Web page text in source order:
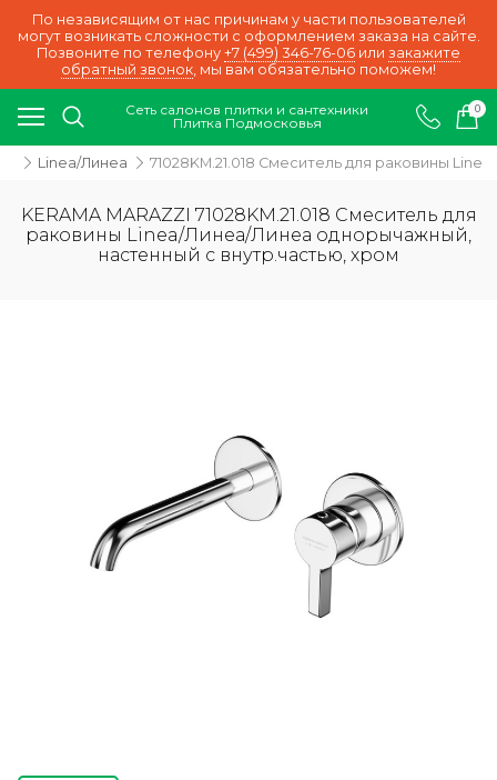
По независящим от нас причинам у части пользователей
могут возникать сложности с оформлением заказа на сайте.
Позвоните по телефону +7 (499) 346-76-06 или закажите
обратный звонок, мы вам обязательно поможем!
Сеть салонов плитки и сантехники
Плитка Подмосковья
0
Linea/Линеа 71028KM.21.018 Смеситель для раковины
KERAMA MARAZZI 71028KM.21.018 Смеситель для
раковины Linea/Линеа/Линеа однорычажный,
настенный c внутр.частью, хром